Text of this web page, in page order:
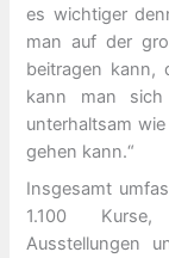
es wichtiger
man auf der
beitragen kann,
kann man sich
unterhaltsam
gehen kann.“
Insgesamt
1.100 Kurse,
Ausstellungen